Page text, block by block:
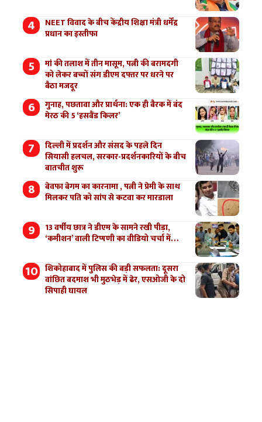
NEET विवाद के बीच केंद्रीय शिक्षा मंत्री धर्मेंद्र
प्रधान का इस्तीफा
मां की तलाश में तीन मासूम, पत्नी की बरामदगी
को लेकर बच्चों संग डीएम दफ्तर पर धरने पर
बैठा मजदूर
गुनाह, पछतावा और प्रार्थना: एक ही बैरक में बंद
मेरठ की 5 ‘हसबैंड किलर’
दिल्ली में प्रदर्शन और संसद के पहले दिन
सियासी हलचल, सरकार-प्रदर्शनकारियों के बीच
बातचीत शुरू
बेवफा बेगम का कारनामा , पत्नी ने प्रेमी के साथ
मिलकर पति को सांप से कटवा कर मारडाला
13 वर्षीय छात्र ने डीएम के सामने रखी पीड़ा,
‘कमीशन’ वाली टिप्पणी का वीडियो चर्चा में…
शिकोहाबाद में पुलिस की बड़ी सफलता: दूसरा
वांछित बदमाश भी मुठभेड़ में ढेर, एसओजी के दो
सिपाही घायल